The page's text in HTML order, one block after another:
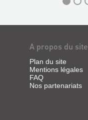
A propos du site
Plan du site
Mentions légales
FAQ
Nos partenariats